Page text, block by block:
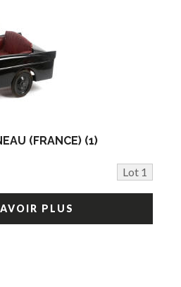
(FRANCE) (1)
Lot 1
PLUS